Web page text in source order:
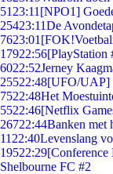
51 23:11 [NPO1]
25423:11De
7623:01
17922:56[PlayStation
6022:52Jerney
25522:48[UFO/UAP]
7522:48Het
5522:46[Netflix
26722:44Banken met
11 22:40Levenslang
19522:29[Conference
Shelbourne FC #2